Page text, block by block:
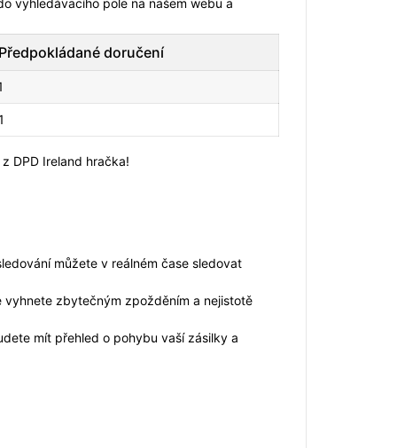
vyhledávacího pole na našem webu a
Předpokládané doručení
DPD Ireland hračka!
můžete v reálném čase sledovat
zbytečným zpožděním a nejistotě
mít přehled o pohybu vaší zásilky a